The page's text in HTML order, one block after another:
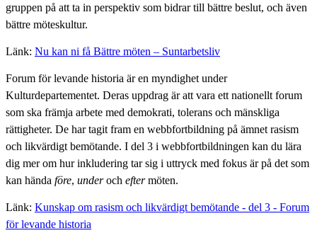
gruppen på att ta in perspektiv som bidrar till bättre beslut, och även
bättre möteskultur.
Länk: Nu kan ni få Bättre möten – Suntarbetsliv
Forum för levande historia är en myndighet under
Kulturdepartementet. Deras uppdrag är att vara ett nationellt forum
som ska främja arbete med demokrati, tolerans och mänskliga
rättigheter. De har tagit fram en webbfortbildning på ämnet rasism
och likvärdigt bemötande. I del 3 i webbfortbildningen kan du lära
dig mer om hur inkludering tar sig i uttryck med fokus är på det som
kan hända före, underoch eftermöten.
Länk: Kunskap om rasism och likvärdigt bemötande - del 3 - Forum
för levande historia